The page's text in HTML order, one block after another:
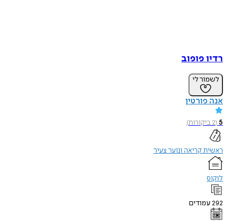
רדיו פופוב
לשמור לי
אנה פורטין
5
(
2ביקורות)
ראשית קריאה ונוער צעיר
לוקוס
292עמודים